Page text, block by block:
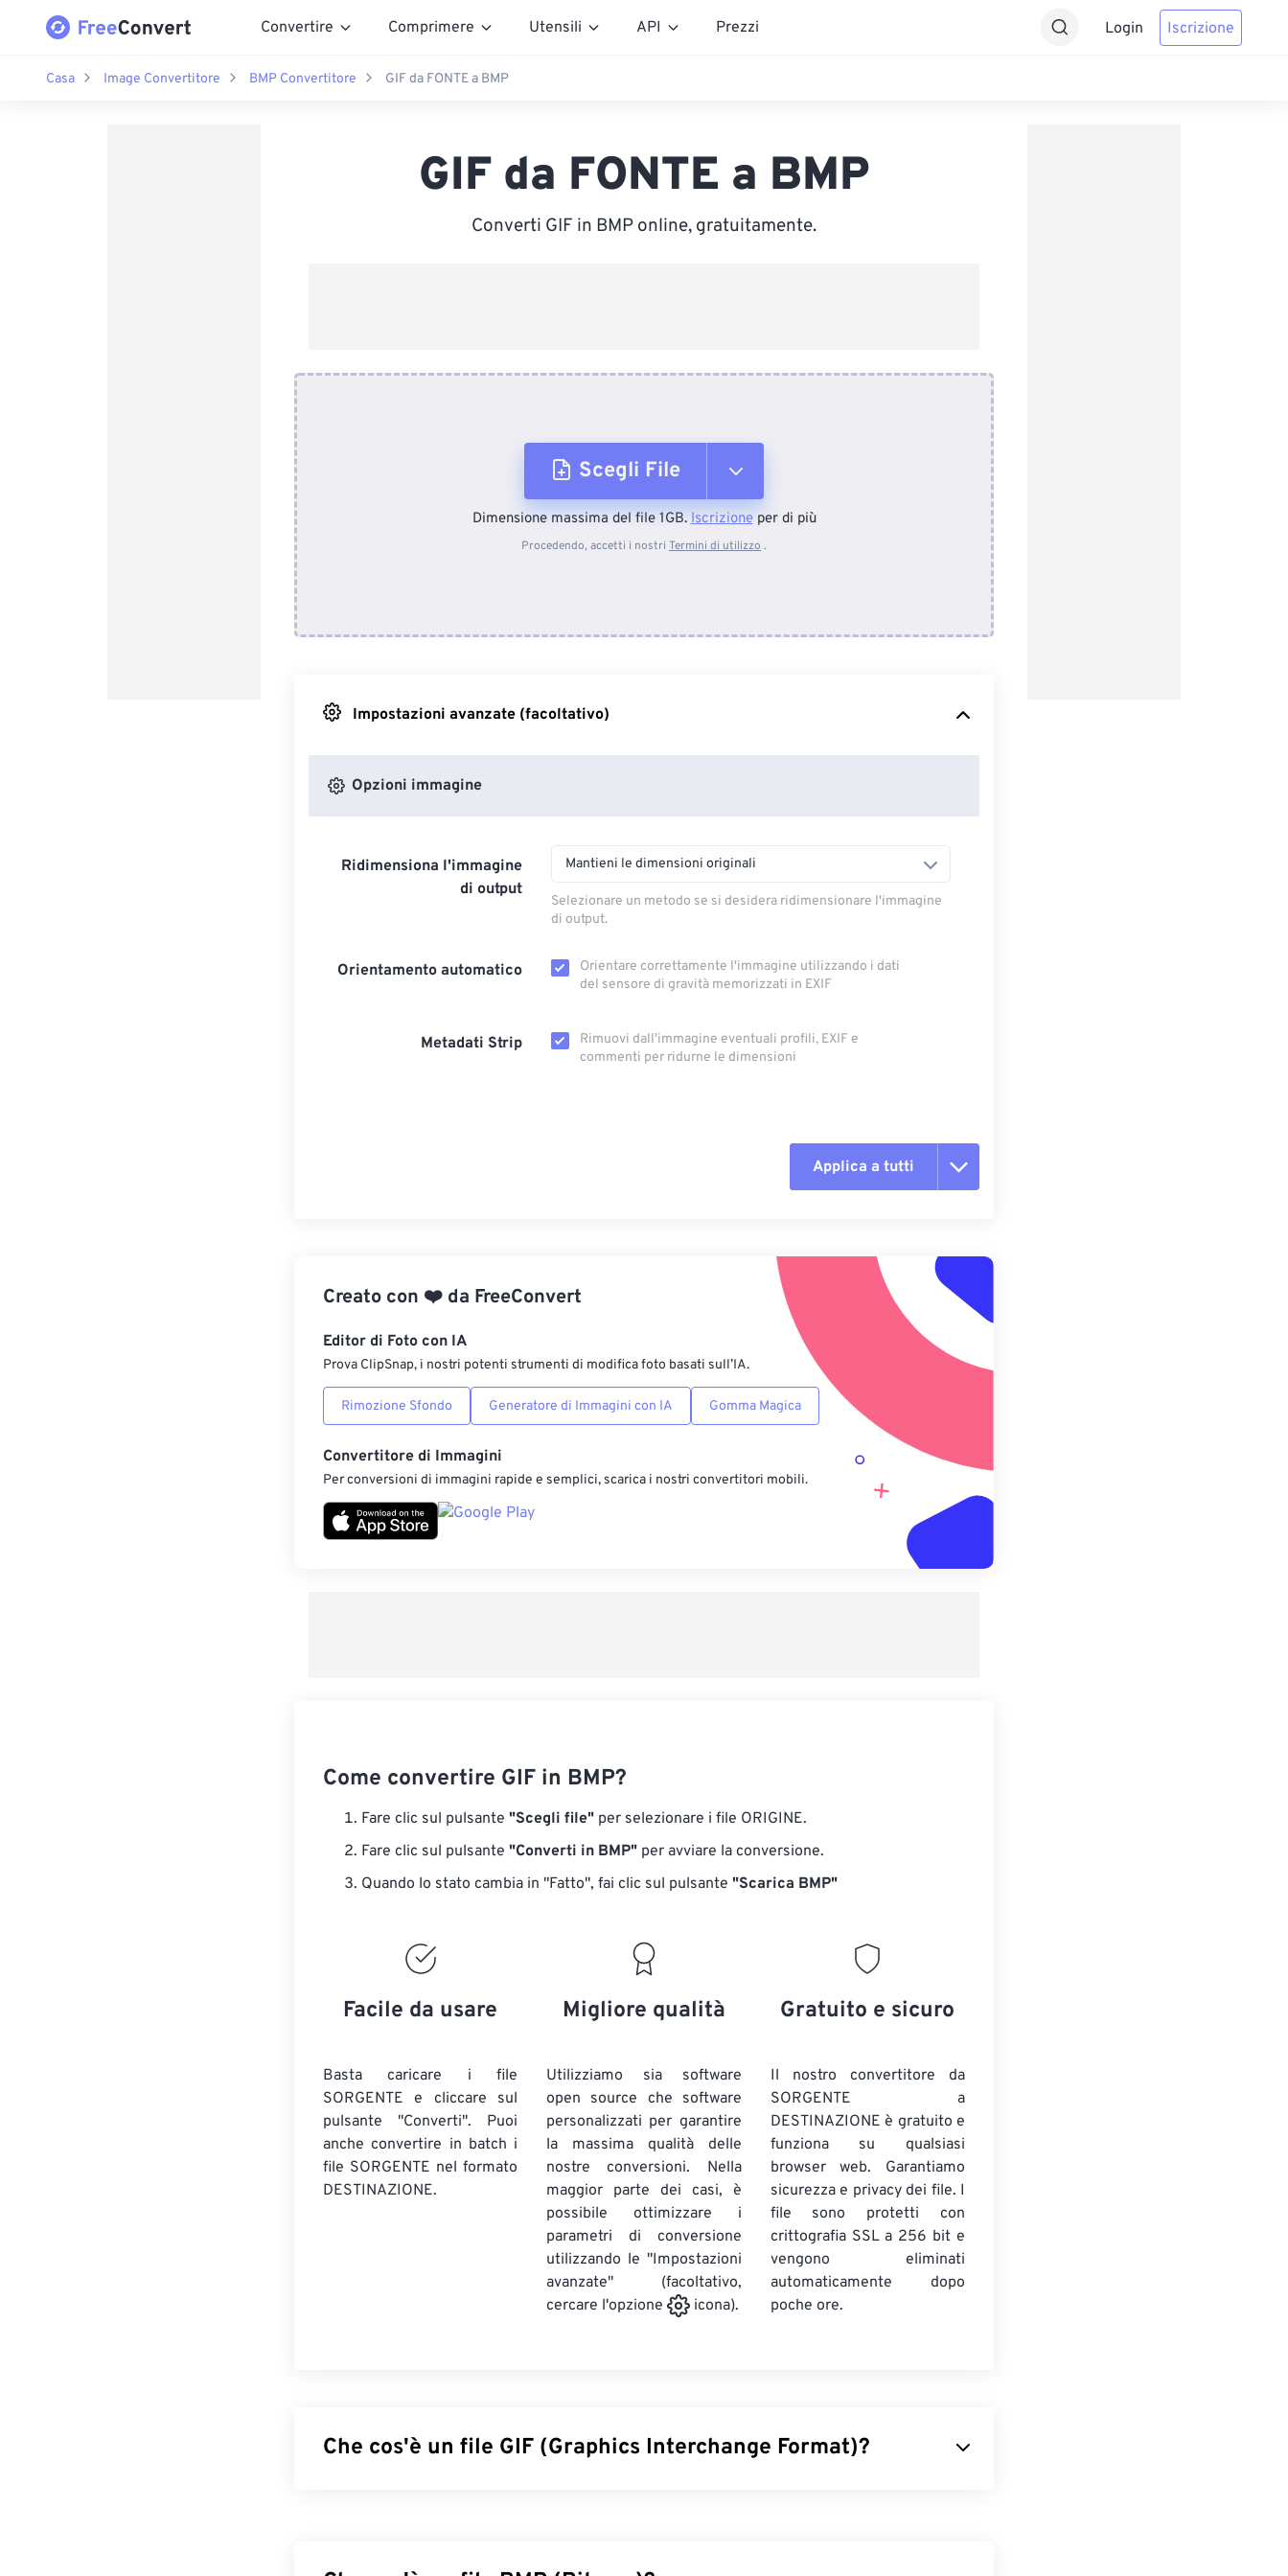
Convertire Comprimere Utensili API Prezzi Login Iscrizione
Casa Image Convertitore BMP Convertitore GIF da FONTE a BMP
GIF da FONTE a BMP
Converti GIF in BMP online, gratuitamente.
Scegli File
Dal dispositivo
Dimensione massima del file 1GB.Iscrizioneper di più
Procedendo, accetti i nostri Termini di utilizzo .
Impostazioni avanzate (facoltativo)
Opzioni immagine
Ridimensiona l'immagine
di output
Mantieni le dimensioni originali
Selezionare un metodo se si desidera ridimensionare l'immagine
di output.
Orientamento automatico
Orientare correttamente l'immagine utilizzando i dati
del sensore di gravità memorizzati in EXIF
Metadati Strip
Rimuovi dall'immagine eventuali profili, EXIF ​​e
commenti per ridurne le dimensioni
Applica a tutti
Applica da preimpostazione
Salva come predefinito
Creato con ❤️ da FreeConvert
Editor di Foto con IA
Prova ClipSnap, i nostri potenti strumenti di modifica foto basati sull’IA.
Rimozione Sfondo Generatore di Immagini con IA Gomma Magica
Convertitore di Immagini
Per conversioni di immagini rapide e semplici, scarica i nostri convertitori mobili.
Come convertire GIF in BMP?
Fare clic sul pulsante "Scegli file" per selezionare i file ORIGINE.
Fare clic sul pulsante "Converti in BMP" per avviare la conversione.
Quando lo stato cambia in "Fatto", fai clic sul pulsante "Scarica BMP"
Facile da usare
Basta caricare i file
SORGENTE e cliccare sul
pulsante "Converti". Puoi
anche convertire in batch i
file SORGENTE nel formato
DESTINAZIONE.
Migliore qualità
Utilizziamo sia software
open source che software
personalizzati per garantire
la massima qualità delle
nostre conversioni. Nella
maggior parte dei casi, è
possibile ottimizzare i
parametri di conversione
utilizzando le "Impostazioni
avanzate" (facoltativo,
cercare l'opzione
icona).
Gratuito e sicuro
Il nostro convertitore da
SORGENTE a
DESTINAZIONE è gratuito e
funziona su qualsiasi
browser web. Garantiamo
sicurezza e privacy dei file. I
file sono protetti con
crittografia SSL a 256 bit e
vengono eliminati
automaticamente dopo
poche ore.
Che cos'è un file GIF (Graphics Interchange Format)?
l'animazione senza audio. L'uso più comune del GIF è in forma animata come pubblicità,